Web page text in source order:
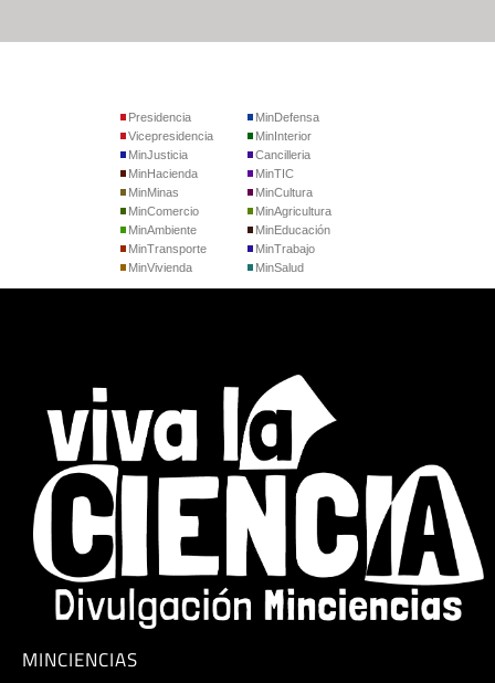
Presidencia
Vicepresidencia
MinJusticia
MinDefensa
MinInterior
Cancilleria
MinHacienda
MinMinas
MinComercio
MinTIC
MinCultura
MinAgricultura
MinAmbiente
MinTransporte
MinVivienda
MinEducación
MinTrabajo
MinSalud
MINCIENCIAS